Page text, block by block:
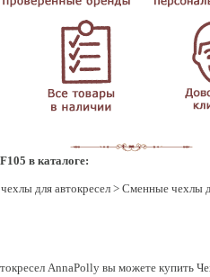
в каталоге:
для автокресел> Сменные чехлы
AnnaPolly вы можете купить